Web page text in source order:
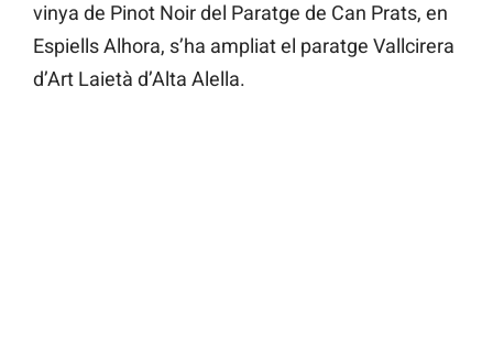
vinya de Pinot Noir del Paratge de Can Prats, en
Espiells Alhora, s’ha ampliat el paratge Vallcirera
d’Art Laietà d’Alta Alella.